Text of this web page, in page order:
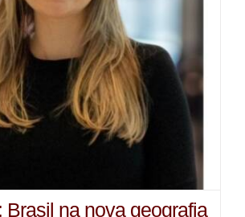
Brasil na nova geografia